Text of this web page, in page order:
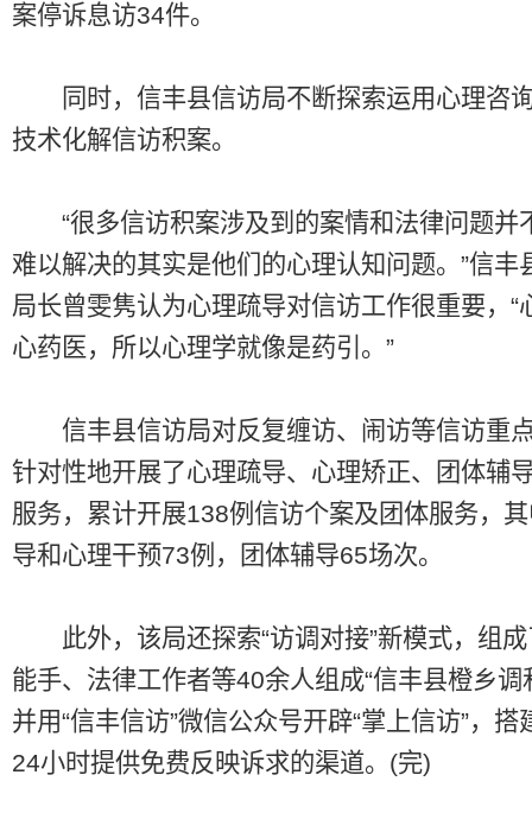
案停诉息访34件。
同时，信丰县信访局不断探索运用心理咨
技术化解信访积案。
“很多信访积案涉及到的案情和法律问题并
难以解决的其实是他们的心理认知问题。”信丰
局长曾雯隽认为心理疏导对信访工作很重要，“
心药医，所以心理学就像是药引。”
信丰县信访局对反复缠访、闹访等信访重
针对性地开展了心理疏导、心理矫正、团体辅
服务，累计开展138例信访个案及团体服务，
导和心理干预73例，团体辅导65场次。
此外，该局还探索“访调对接”新模式，组成
能手、法律工作者等40余人组成“信丰县橙乡调
并用“信丰信访”微信公众号开辟“掌上信访”，搭
24小时提供免费反映诉求的渠道。(完)